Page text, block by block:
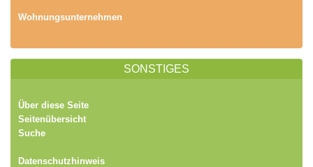
Wohnungsunternehmen
SONSTIGES
Über diese Seite
Seitenübersicht
Suche
Datenschutzhinweis